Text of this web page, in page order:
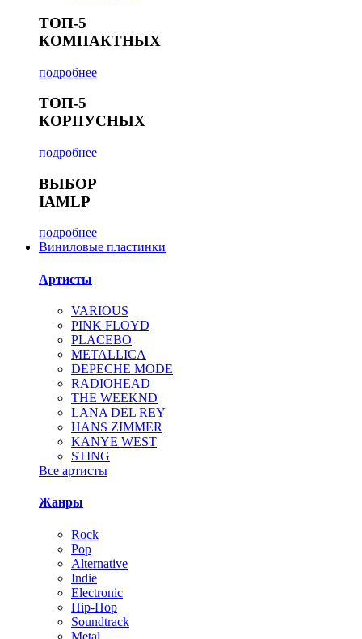
ТОП-5
КОМПАКТНЫХ
подробнее
ТОП-5
КОРПУСНЫХ
подробнее
ВЫБОР
IAMLP
подробнее
Виниловые пластинки
Артисты
VARIOUS
PINK FLOYD
PLACEBO
METALLICA
DEPECHE MODE
RADIOHEAD
THE WEEKND
LANA DEL REY
HANS ZIMMER
KANYE WEST
STING
Все артисты
Жанры
Rock
Pop
Alternative
Indie
Electronic
Hip-Hop
Soundtrack
Metal